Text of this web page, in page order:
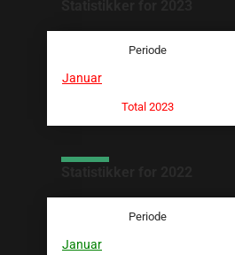
Periode
Januar
Total 2023
Periode
Januar